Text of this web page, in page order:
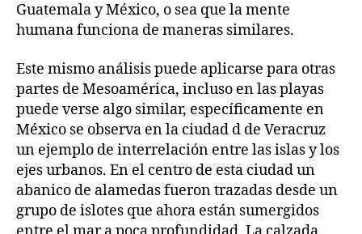
Guatemala y México, o sea que la mente
humana funciona de maneras similares.
Este mismo análisis puede aplicarse para otras
partes de Mesoamérica, incluso en las playas
puede verse algo similar, específicamente en
México se observa en la ciudad d de Veracruz
un ejemplo de interrelación entre las islas y los
ejes urbanos. En el centro de esta ciudad un
abanico de alamedas fueron trazadas desde un
grupo de islotes que ahora están sumergidos